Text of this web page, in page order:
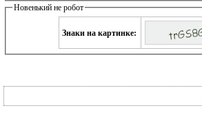
Новенький не робот
Знаки на картинке: